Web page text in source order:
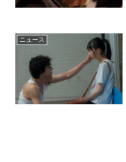
ニュース